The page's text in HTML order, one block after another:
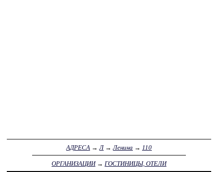
АДРЕСА →Л→Ленина → 110
ОРГАНИЗАЦИИ→ ГОСТИНИЦЫ, ОТЕЛИ